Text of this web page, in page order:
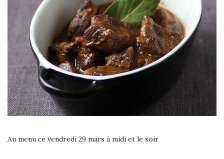
Au menu ce vendredi 29 mars à midi et le soir